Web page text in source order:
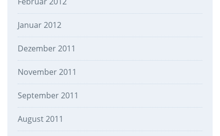
Januar 2012
Dezember 2011
November 2011
September 2011
August 2011